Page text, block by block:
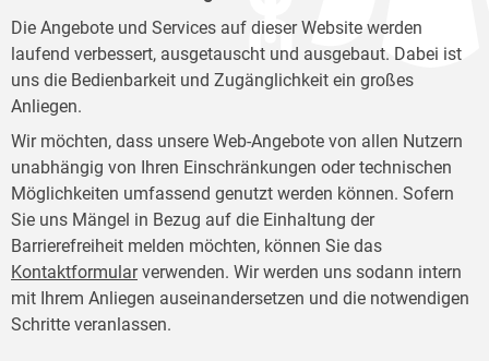
Die Angebote und Services auf dieser Website werden
laufend verbessert, ausgetauscht und ausgebaut. Dabei ist
uns die Bedienbarkeit und Zugänglichkeit ein großes
Anliegen.
Wir möchten, dass unsere Web-Angebote von allen Nutzern
unabhängig von Ihren Einschränkungen oder technischen
Möglichkeiten umfassend genutzt werden können. Sofern
Sie uns Mängel in Bezug auf die Einhaltung der
Barrierefreiheit melden möchten, können Sie das
Kontaktformularverwenden. Wir werden uns sodann intern
mit Ihrem Anliegen auseinandersetzen und die notwendigen
Schritte veranlassen.